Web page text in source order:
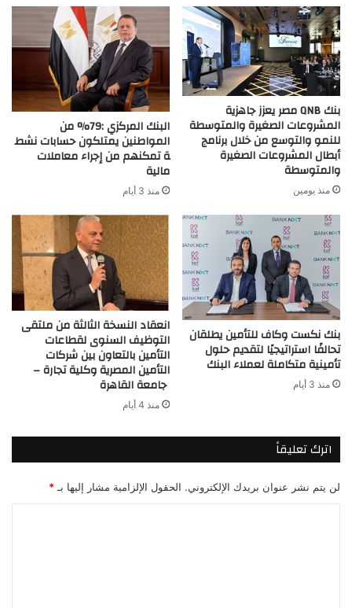
ومستلزمات
الإنتاج
بنك QNB مصر يعزز جاهزية
المشروعات الصغيرة والمتوسطة
للنمو والتوسع من خلال برنامج
أبطال المشروعات الصغيرة
والمتوسطة
منذ يومين
البنك المركزي :79% من
المواطنين يمتلكون حسابات نشط
ة تمكنهم من إجراء معاملات
مالية
منذ 3 أيام
بنك نكست وكاف للتأمين يطلقان
تحالفًا استراتيجيًا لتقديم حلول
تأمينية متكاملة لعملاء البنك
منذ 3 أيام
انعقاد النسخة الثالثة من ملتقى
التوظيف السنوى لقطاعات
التأمين بالتعاون بين شركات
التأمين المصرية وكلية تجارة –
جامعة القاهرة
منذ 4 أيام
اترك تعليقاً
لن يتم نشر عنوان بريدك الإلكتروني. الحقول الإلزامية مشار إليها بـ *